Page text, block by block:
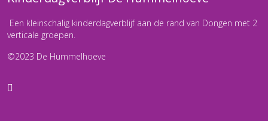
Een kleinschalig kinderdagverblijf aan de rand van Dongen met 2
verticale groepen.
©2023 De Hummelhoeve